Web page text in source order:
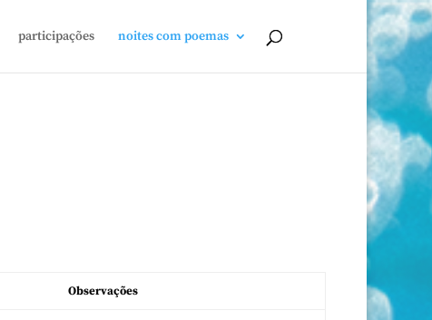
participações noites com poemas
Observações